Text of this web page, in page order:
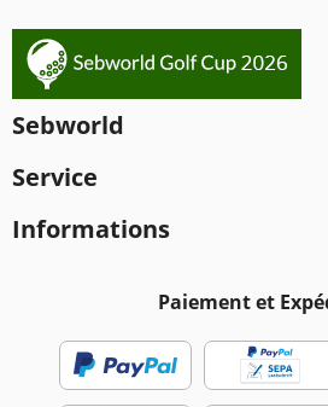
Sebworld
Service
Informations
Paiement et